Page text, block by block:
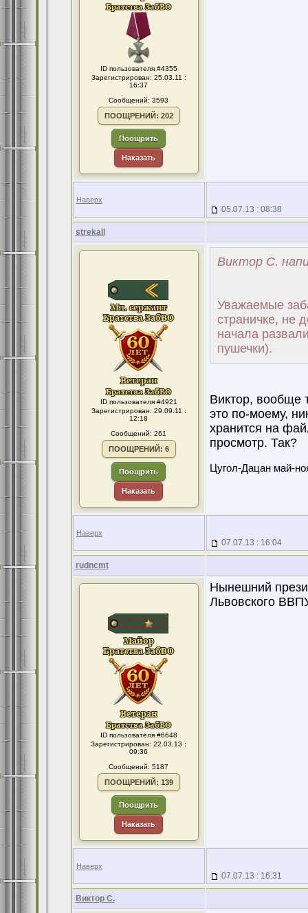
ID пользователя #4355
Зарегистрирован: 25.03.11 :
16:37
Сообщений: 3593
ПООЩРЕНИЙ: 202
Поощрить
Наказать
Наверх
05.07.13 : 08:38
strekall
ID пользователя #4921
Зарегистрирован: 29.09.11 :
12:18
Сообщений: 261
ПООЩРЕНИЙ: 6
Поощрить
Наказать
Виктор С.
Уважаемые
страничке, не
начала
пушечки).
Виктор, вообще
это по-моему,
хранится на
просмотр. Так?
Цугол-Дацан май-
Наверх
07.07.13 : 16:04
rudncmt
ID пользователя #6648
Зарегистрирован: 22.03.13 :
09:36
Сообщений: 5187
ПООЩРЕНИЙ: 139
Поощрить
Наказать
Нынешний
Львовского
Наверх
07.07.13 : 16:31
Виктор С.